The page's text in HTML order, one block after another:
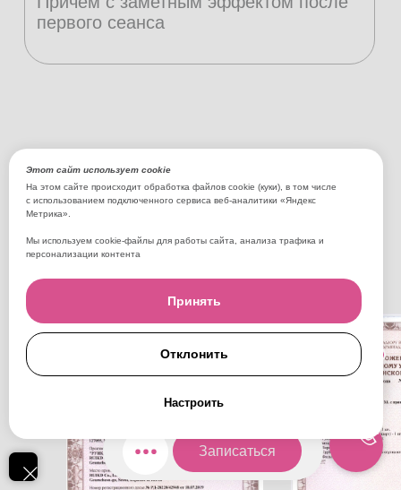
Записаться
Этот сайт использует cookie
На этом сайте происходит обработка файлов cookie (куки), в том числе
с использованием подключенного сервиса веб-аналитики «Яндекс
Метрика».
Мы используем cookie-файлы для работы сайта, анализа трафика и
персонализации контента
Принять
Отклонить
Настроить